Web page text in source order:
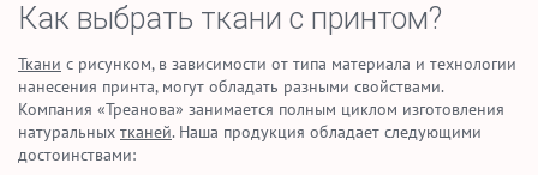
Как выбрать ткани с принтом?
Ткани с рисунком, в зависимости от типа материала и технологии
нанесения принта, могут обладать разными свойствами.
Компания «Треанова» занимается полным циклом изготовления
натуральных тканей. Наша продукция обладает следующими
достоинствами: